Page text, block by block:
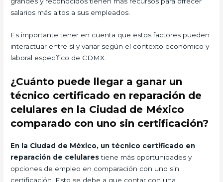
salarios más altos a sus empleados.
Es importante tener en cuenta que estos factores pueden
interactuar entre sí y variar según el contexto económico y
laboral específico de CDMX.
¿Cuánto puede llegar a ganar un
técnico certificado en reparación de
celulares en la Ciudad de México
comparado con uno sin certificación?
En la Ciudad de México, un técnico certificado en
reparación de celularestiene más oportunidades y
opciones de empleo en comparación con uno sin
certificación. Esto se debe a que contar con una